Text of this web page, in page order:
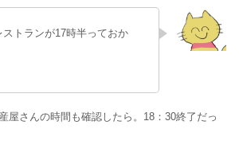
ストランが17時半っておか
屋さんの時間も確認したら。18：30終了だっ